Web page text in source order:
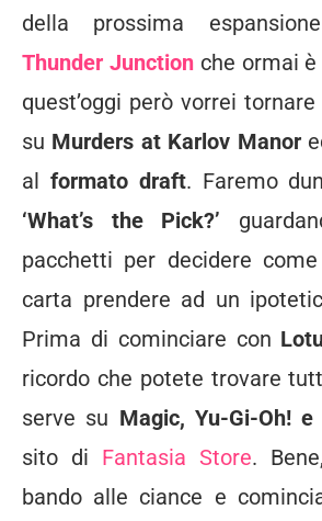
della prossima
Thunder Junctionche ormai è
quest’oggi però vorrei
su Murders at Karlov Manor
al formato draft. Faremo
‘What’s the Pick?’
pacchetti per decidere
carta prendere ad un
Prima di cominciare con
ricordo che potete trovare
serve su Magic, Yu-Gi-Oh!
sito di Fantasia Store.
bando alle ciance e